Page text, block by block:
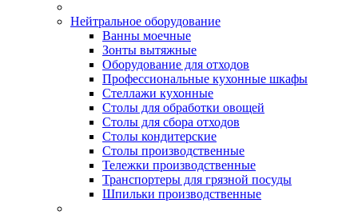
Нейтральное оборудование
Ванны моечные
Зонты вытяжные
Оборудование для отходов
Профессиональные кухонные шкафы
Стеллажи кухонные
Столы для обработки овощей
Столы для сбора отходов
Столы кондитерские
Столы производственные
Тележки производственные
Транспортеры для грязной посуды
Шпильки производственные